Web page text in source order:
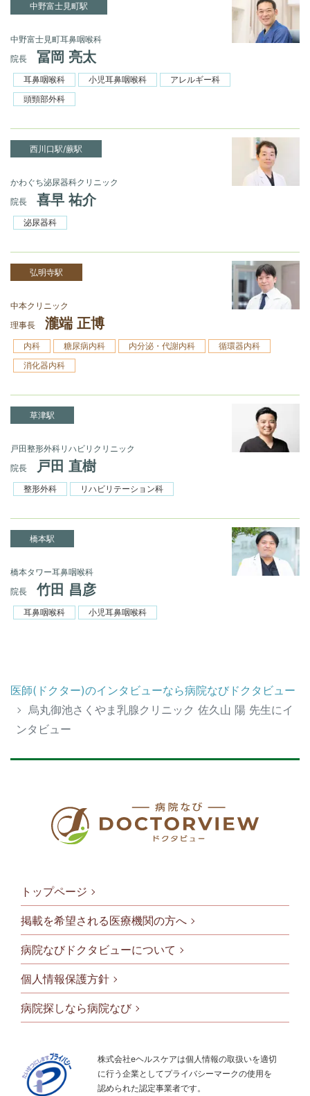
中野富士見町駅
中野富士見町耳鼻咽喉科
院長
冨岡 亮太
耳鼻咽喉科 小児耳鼻咽喉科
アレルギー科
頭頸部外科
西川口駅/蕨駅
かわぐち泌尿器科クリニック
院長
喜早 祐介
泌尿器科
弘明寺駅
中本クリニック
理事長
瀧端 正博
内科 糖尿病内科 内分泌・代謝内科
循環器内科
消化器内科
草津駅
戸田整形外科リハビリクリニック
院長
戸田 直樹
整形外科 リハビリテーション科
橋本駅
橋本タワー耳鼻咽喉科
院長
竹田 昌彦
耳鼻咽喉科 小児耳鼻咽喉科
医師(ドクター)のインタビューなら病院なびドクタビュー
烏丸御池さくやま乳腺クリニック 佐久山 陽 先生にイ
ンタビュー
フッタメニ
トップページ
掲載を希望される医療機関の方へ
病院なびドクタビューについて
個人情報保護方針
病院探しなら病院なび
株式会社eヘルスケアは個人情報の取扱いを適切
に行う企業としてプライバシーマークの使用を
認められた認定事業者です。